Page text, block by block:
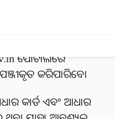
?
ପୋର୍ଟାଲରେ
କରିପାରିବେ।
କାର୍ଡ ଏବଂ ଆଧାର